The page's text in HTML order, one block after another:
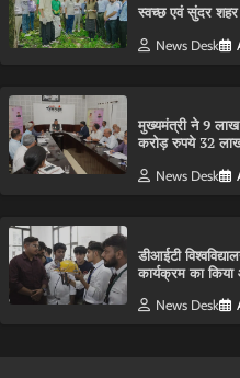
स्वच्छ एवं सुंदर
News Desk
मुख्यमंत्री ने 9
करोड़ रुपये 32
News Desk
डीआईटी
कार्यक्रम का
News Desk